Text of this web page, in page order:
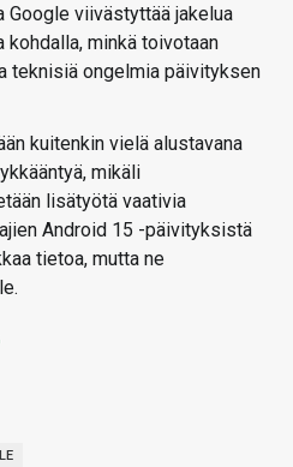
Google viivästyttää jakelua
minkä toivotaan
teknisiä ongelmia päivityksen
kuitenkin vielä alustavana
mikäli
lisätyötä vaativia
Android 15 -päivityksistä
tietoa, mutta ne